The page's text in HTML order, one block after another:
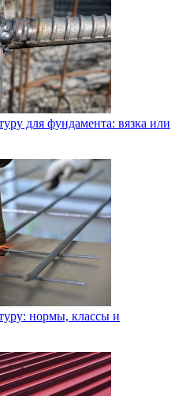
для фундамента: вязка или
нормы, классы и